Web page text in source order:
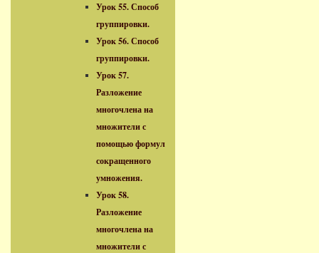
Урок 55. Способ
группировки.
Урок 56. Способ
группировки.
Урок 57.
Разложение
многочлена на
множители с
помощью формул
сокращенного
умножения.
Урок 58.
Разложение
многочлена на
множители с